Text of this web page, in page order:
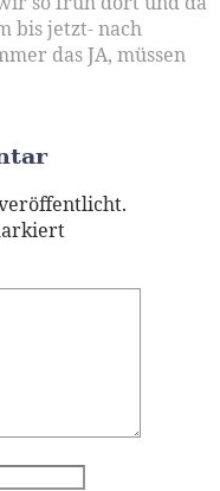
bis jetzt- nach
das JA, müssen